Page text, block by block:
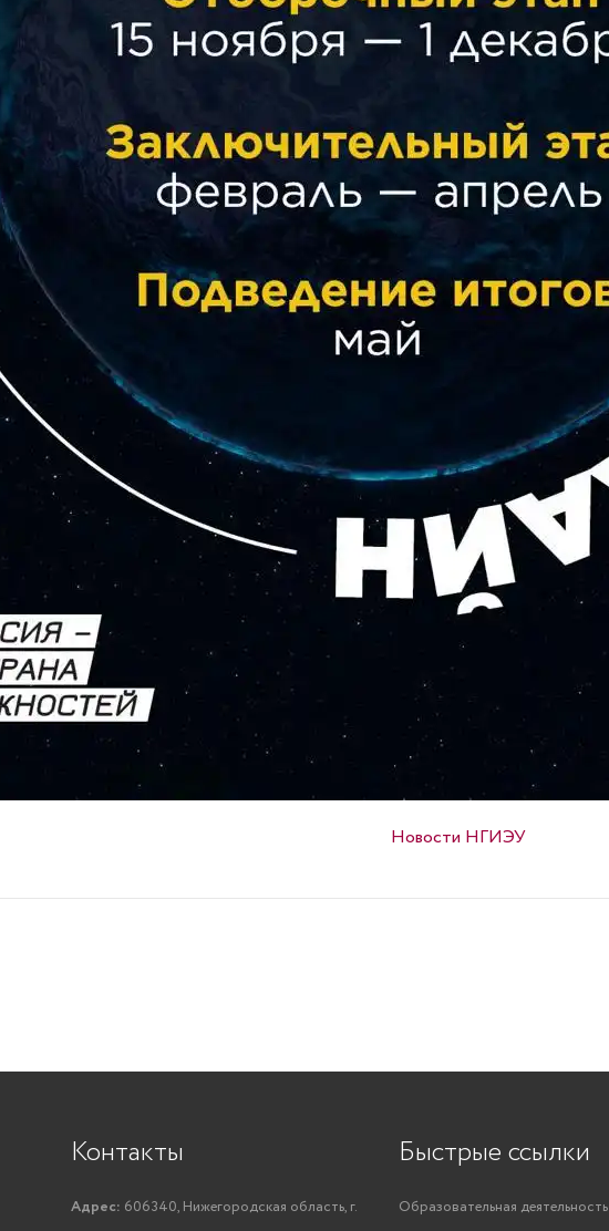
Новости НГИЭУ
Контакты
Адрес: 606340, Нижегородская область, г.
Быстрые ссылки
Образовательная деятельность